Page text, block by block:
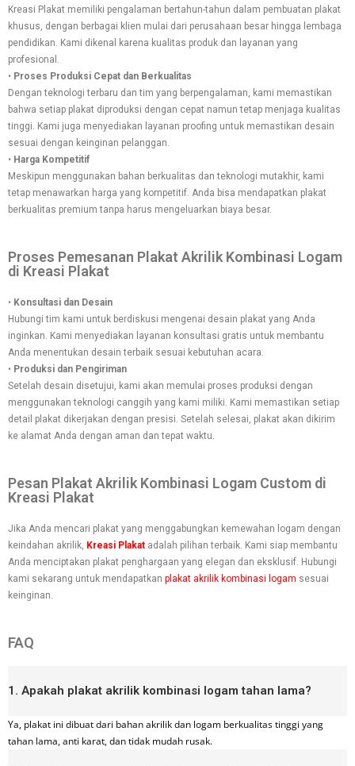
Kreasi Plakat memiliki pengalaman bertahun-tahun dalam pembuatan plakat
khusus, dengan berbagai klien mulai dari perusahaan besar hingga lembaga
pendidikan. Kami dikenal karena kualitas produk dan layanan yang
profesional.
• Proses Produksi Cepat dan Berkualitas
Dengan teknologi terbaru dan tim yang berpengalaman, kami memastikan
bahwa setiap plakat diproduksi dengan cepat namun tetap menjaga kualitas
tinggi. Kami juga menyediakan layanan proofing untuk memastikan desain
sesuai dengan keinginan pelanggan.
• Harga Kompetitif
Meskipun menggunakan bahan berkualitas dan teknologi mutakhir, kami
tetap menawarkan harga yang kompetitif. Anda bisa mendapatkan plakat
berkualitas premium tanpa harus mengeluarkan biaya besar.
Proses Pemesanan Plakat Akrilik Kombinasi Logam
di Kreasi Plakat
• Konsultasi dan Desain
Hubungi tim kami untuk berdiskusi mengenai desain plakat yang Anda
inginkan. Kami menyediakan layanan konsultasi gratis untuk membantu
Anda menentukan desain terbaik sesuai kebutuhan acara.
• Produksi dan Pengiriman
Setelah desain disetujui, kami akan memulai proses produksi dengan
menggunakan teknologi canggih yang kami miliki. Kami memastikan setiap
detail plakat dikerjakan dengan presisi. Setelah selesai, plakat akan dikirim
ke alamat Anda dengan aman dan tepat waktu.
Pesan Plakat Akrilik Kombinasi Logam Custom di
Kreasi Plakat
Jika Anda mencari plakat yang menggabungkan kemewahan logam dengan
keindahan akrilik, Kreasi Plakat adalah pilihan terbaik. Kami siap membantu
Anda menciptakan plakat penghargaan yang elegan dan eksklusif. Hubungi
kami sekarang untuk mendapatkan plakat akrilik kombinasi logam sesuai
keinginan.
FAQ
1. Apakah plakat akrilik kombinasi logam tahan lama?
Ya, plakat ini dibuat dari bahan akrilik dan logam berkualitas tinggi yang
tahan lama, anti karat, dan tidak mudah rusak.